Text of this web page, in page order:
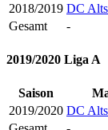
2018/2019 DC
Gesamt
-
2019/2020 Liga A
Saison
2019/2020 DC